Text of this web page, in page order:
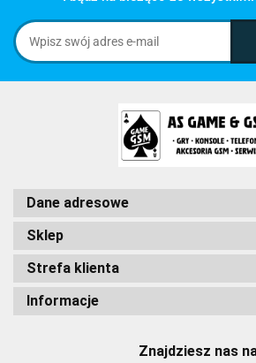
Dane adresowe
Sklep
Strefa klienta
Informacje
Znajdziesz nas